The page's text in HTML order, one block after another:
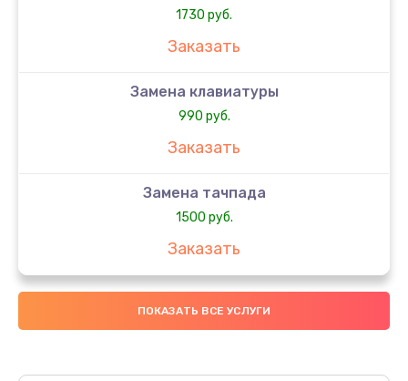
1730 руб.
Заказать
Замена клавиатуры
990 руб.
Заказать
Замена тачпада
1500 руб.
Заказать
Замена южного моста
1950 руб.
ПОКАЗАТЬ ВСЕ УСЛУГИ